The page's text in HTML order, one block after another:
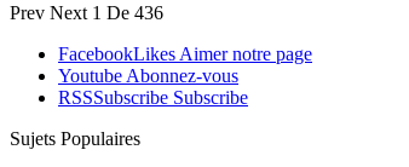
Prev Next 1 De 436
FacebookLikes Aimer notre page
Youtube Abonnez-vous
RSSSubscribe Subscribe
Sujets Populaires